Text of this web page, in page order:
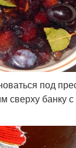
под
сверху банку